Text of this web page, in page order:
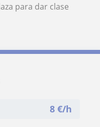
para dar clase
8 €/h